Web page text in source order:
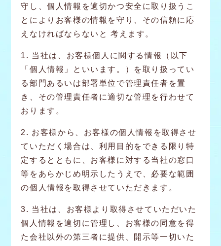
守し、個人情報を適切かつ安全に取り扱うこ
とによりお客様の情報を守り、その信頼に応
えなければならないと 考えます。
1. 当社は、お客様個人に関する情報（以下
「個人情報」といいます。）を取り扱ってい
る部門あるいは部署単位で管理責任者を置
き、その管理責任者に適切な管理を行わせて
おります。
2. お客様から、お客様の個人情報を取得させ
ていただく場合は、利用目的をできる限り特
定するとともに、お客様に対する当社の窓口
等をあらかじめ明示したうえで、必要な範囲
の個人情報を取得させていただきます。
3. 当社は、お客様より取得させていただいた
個人情報を適切に管理し、お客様の同意を得
た会社以外の第三者に提供、開示等一切いた